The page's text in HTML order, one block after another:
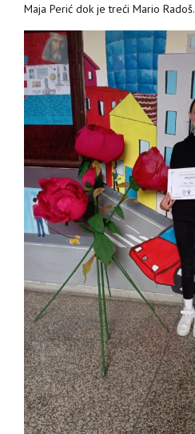
Maja Perić dok je treći Mario Radoš.